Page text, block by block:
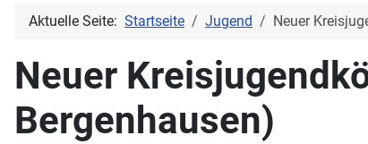
Aktuelle Seite: Startseite Jugend Neuer
Neuer
Bergenhausen)